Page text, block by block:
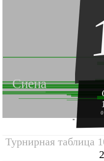
Сиена
''
Турнирная таблица